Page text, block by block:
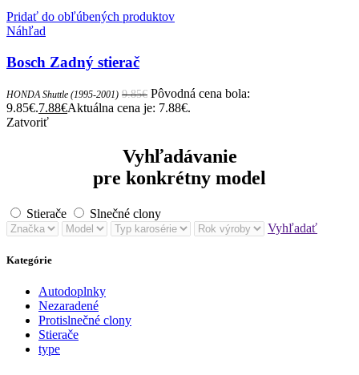
Pridať do obľúbených produktov
Náhľad
Bosch Zadný stierač
HONDA Shuttle (1995-2001) 9.85€ Pôvodná cena bola:
9.85€.7.88€Aktuálna cena je: 7.88€.
Zatvoriť
Vyhľadávanie
pre konkrétny model
Stierače
Slnečné clony
Vyhľadať
Kategórie
Autodoplnky
Nezaradené
Protislnečné clony
Stierače
type